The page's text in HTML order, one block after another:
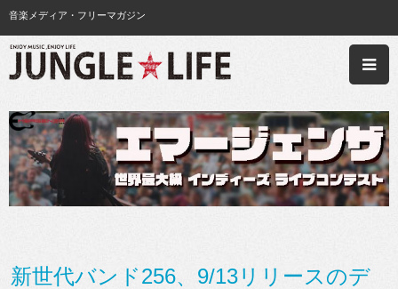
音楽メディア・フリーマガジン
新世代バンド256、9/13リリースのデ